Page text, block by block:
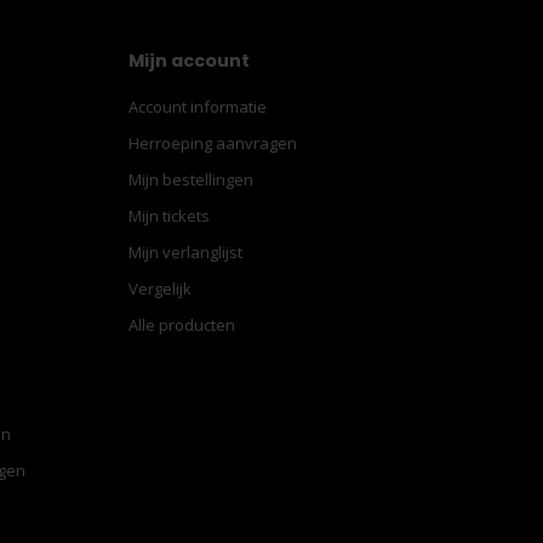
Mijn account
Account informatie
Herroeping aanvragen
Mijn bestellingen
Mijn tickets
Mijn verlanglijst
Vergelijk
Alle producten